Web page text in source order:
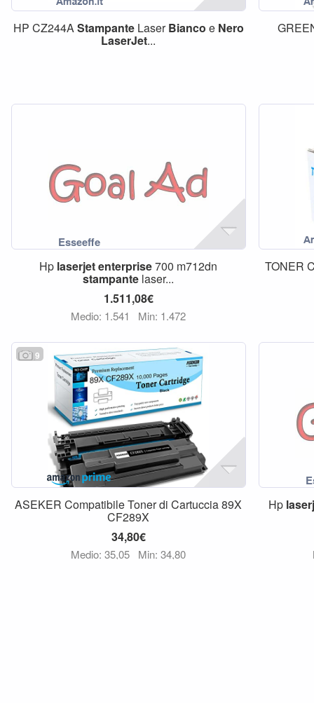
HP CZ244AStampanteLaserBianco e Nero
LaserJet...
Hp laserjetenterprise700 m712dn
stampante laser...
1.511,08€
Medio: 1.541 Min: 1.472
TONER
9
ASEKER Compatibile Toner di Cartuccia 89X
CF289X
34,80€
Medio: 35,05 Min: 34,80
Hp